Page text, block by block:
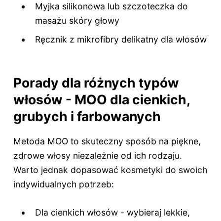
Myjka silikonowa lub szczoteczka do
masażu skóry głowy
Ręcznik z mikrofibry delikatny dla włosów
Porady dla różnych typów
włosów - MOO dla cienkich,
grubych i farbowanych
Metoda MOO to skuteczny sposób na piękne,
zdrowe włosy niezależnie od ich rodzaju.
Warto jednak dopasować kosmetyki do swoich
indywidualnych potrzeb:
Dla cienkich włosów - wybieraj lekkie,